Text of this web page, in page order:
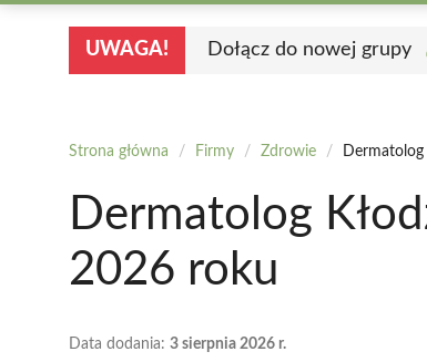
UWAGA! Dołącz do nowej grupy
Strona główna / Firmy / Zdrowie /
Dermatolog
2026 roku
Data dodania: 3 sierpnia 2026 r.